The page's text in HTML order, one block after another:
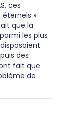
ces
».
que la
les plus
des
fait que
de